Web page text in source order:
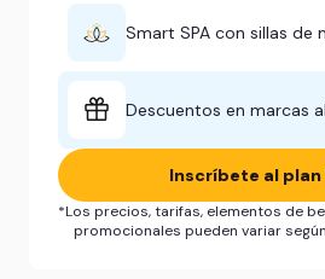
Smart SPA con sillas de
Descuentos en marcas
Inscríbete al plan
*Los precios, tarifas, elementos de
promocionales pueden variar